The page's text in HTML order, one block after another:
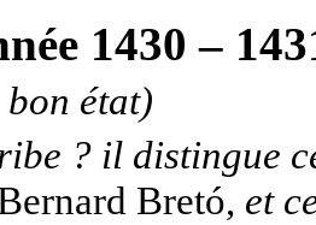
1430 –
état)
? il distingue
Bretó, et